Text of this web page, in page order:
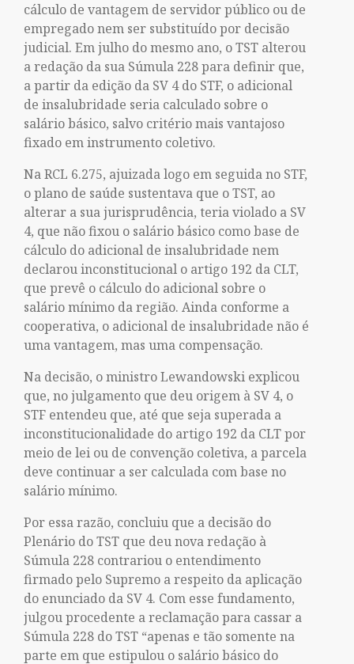
cálculo de vantagem de servidor público ou de
empregado nem ser substituído por decisão
judicial. Em julho do mesmo ano, o TST alterou
a redação da sua Súmula 228 para definir que,
a partir da edição da SV 4 do STF, o adicional
de insalubridade seria calculado sobre o
salário básico, salvo critério mais vantajoso
fixado em instrumento coletivo.
Na RCL 6.275, ajuizada logo em seguida no STF,
o plano de saúde sustentava que o TST, ao
alterar a sua jurisprudência, teria violado a SV
4, que não fixou o salário básico como base de
cálculo do adicional de insalubridade nem
declarou inconstitucional o artigo 192 da CLT,
que prevê o cálculo do adicional sobre o
salário mínimo da região. Ainda conforme a
cooperativa, o adicional de insalubridade não é
uma vantagem, mas uma compensação.
Na decisão, o ministro Lewandowski explicou
que, no julgamento que deu origem à SV 4, o
STF entendeu que, até que seja superada a
inconstitucionalidade do artigo 192 da CLT por
meio de lei ou de convenção coletiva, a parcela
deve continuar a ser calculada com base no
salário mínimo.
Por essa razão, concluiu que a decisão do
Plenário do TST que deu nova redação à
Súmula 228 contrariou o entendimento
firmado pelo Supremo a respeito da aplicação
do enunciado da SV 4. Com esse fundamento,
julgou procedente a reclamação para cassar a
Súmula 228 do TST “apenas e tão somente na
parte em que estipulou o salário básico do